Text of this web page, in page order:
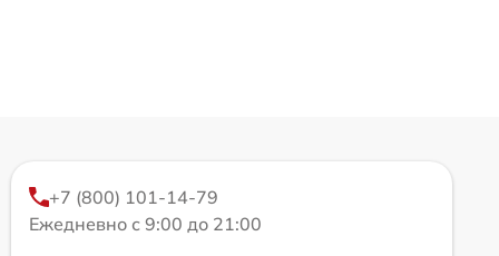
+7 (800) 101-14-79
Ежедневно с 9:00 до 21:00